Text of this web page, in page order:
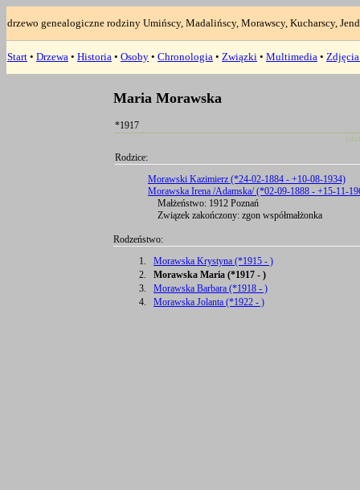
drzewo genealogiczne rodziny Umińscy, Madalińscy, Morawscy, Kucharscy,
Start • Drzewa • Historia • Osoby • Chronologia • Związki • Multimedia •
Maria Morawska
*1917
Rodzice:
Morawski Kazimierz (*24-02-1884 - +10-08-1934)
Morawska Irena /Adamska/ (*02-09-1888 - +15-11-
Małżeństwo: 1912 Poznań
Związek zakończony: zgon współmałżonka
Rodzeństwo:
1.
Morawska Krystyna (*1915 - )
2.
Morawska Maria (*1917 - )
3.
Morawska Barbara (*1918 - )
4.
Morawska Jolanta (*1922 - )